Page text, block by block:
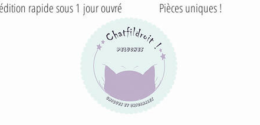
rapide sous 1 jour ouvré Pièces uniques !